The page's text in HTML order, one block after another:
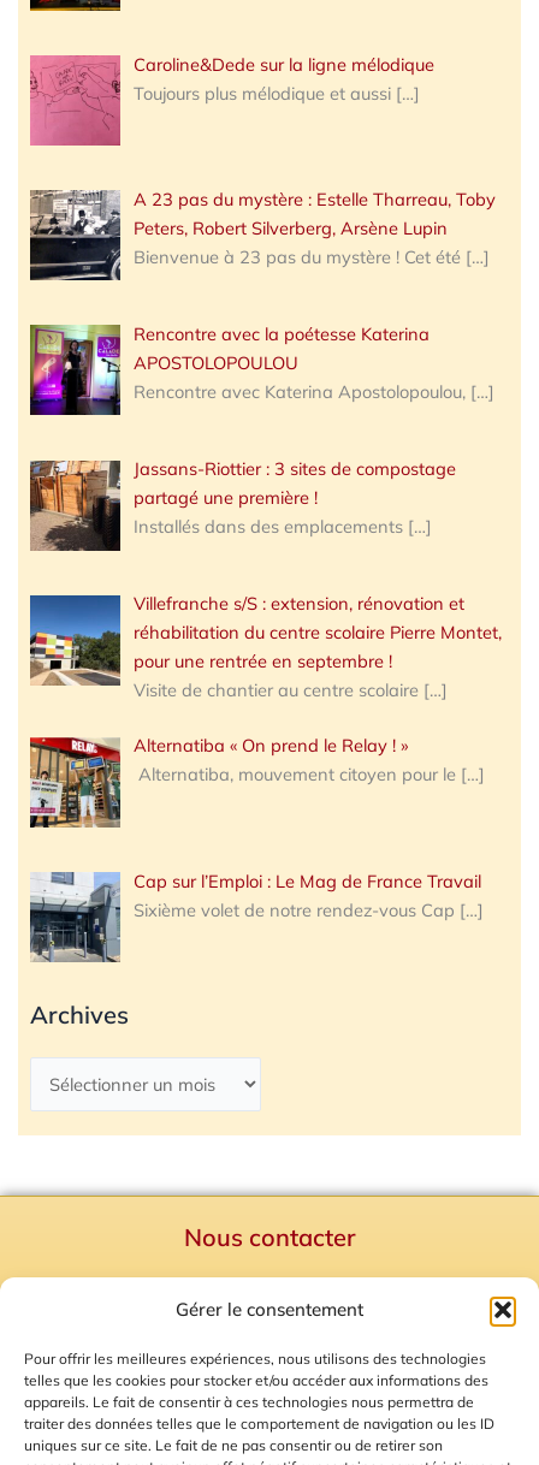
Gérer le consentement
Pour offrir les meilleures expériences, nous utilisons des technologies
telles que les cookies pour stocker et/ou accéder aux informations des
appareils. Le fait de consentir à ces technologies nous permettra de
traiter des données telles que le comportement de navigation ou les ID
uniques sur ce site. Le fait de ne pas consentir ou de retirer son
Caroline&Dede sur la ligne mélodique
Toujours plus mélodique et aussi […]
A 23 pas du mystère : Estelle Tharreau, Toby
Peters, Robert Silverberg, Arsène Lupin
Bienvenue à 23 pas du mystère ! Cet été […]
Rencontre avec la poétesse Katerina
APOSTOLOPOULOU
Rencontre avec Katerina Apostolopoulou, […]
Jassans-Riottier : 3 sites de compostage
partagé une première !
Installés dans des emplacements […]
Villefranche s/S : extension, rénovation et
réhabilitation du centre scolaire Pierre Montet,
pour une rentrée en septembre !
Visite de chantier au centre scolaire […]
Alternatiba « On prend le Relay ! »
Alternatiba, mouvement citoyen pour le […]
Cap sur l’Emploi : Le Mag de France Travail
Sixième volet de notre rendez-vous Cap […]
Archives
Nous contacter
Mentions Légales
Plan du site
Gestion des Cookies